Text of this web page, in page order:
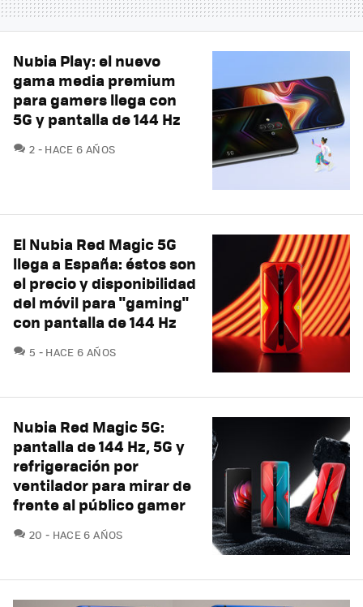
Nubia Play: el nuevo
gama media premium
para gamers llega con
5G y pantalla de 144 Hz
2 COMENTARIOS
HACE 6 AÑOS
El Nubia Red Magic 5G
llega a España: éstos son
el precio y disponibilidad
del móvil para "gaming"
con pantalla de 144 Hz
5 COMENTARIOS
HACE 6 AÑOS
Nubia Red Magic 5G:
pantalla de 144 Hz, 5G y
refrigeración por
ventilador para mirar de
frente al público gamer
20 COMENTARIOS
HACE 6 AÑOS